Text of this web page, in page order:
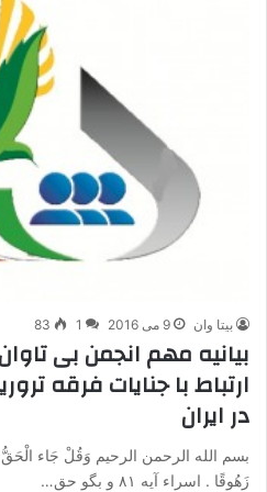
بیتا وان 9 می 2016 1
83
بیانیه مهم انجمن بی
ارتباط با جنایات فرقه
در ایران
بسم الله الرحمن الرحیم وَقُلْ جَاء
زَهُوقًا . اسراء آیه ۸۱ و بگو حق…